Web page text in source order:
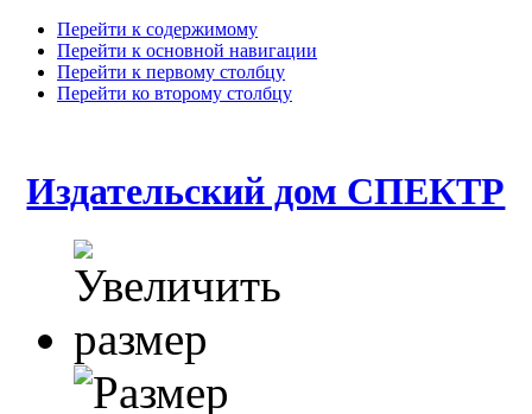
Перейти к содержимому
Перейти к основной навигации
Перейти к первому столбцу
Перейти ко второму столбцу
Издательский дом СПЕКТР